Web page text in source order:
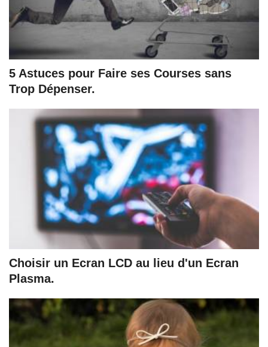
5 Astuces pour Faire ses Courses sans
Trop Dépenser.
Choisir un Ecran LCD au lieu d'un Ecran
Plasma.